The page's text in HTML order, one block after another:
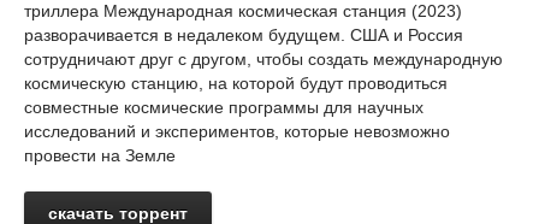
триллера Международная космическая станция (2023)
разворачивается в недалеком будущем. США и Россия
сотрудничают друг с другом, чтобы создать международную
космическую станцию, на которой будут проводиться
совместные космические программы для научных
исследований и экспериментов, которые невозможно
провести на Земле
скачать торрент